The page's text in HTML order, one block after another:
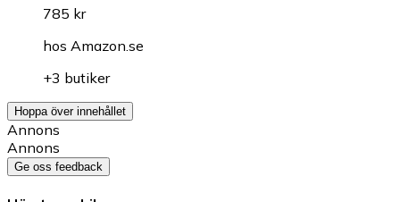
785 kr
hos Amazon.se
+3 butiker
Hoppa över innehållet
Annons
Annons
Ge oss feedback